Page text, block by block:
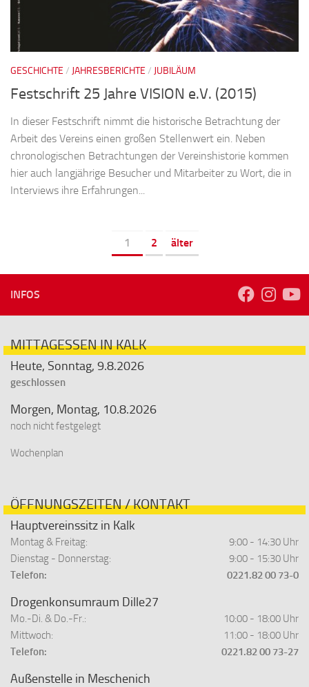
GESCHICHTE / JAHRESBERICHTE / JUBILÄUM
Festschrift 25 Jahre VISION e.V. (2015)
In dieser Festschrift nimmt die historische Betrachtung der
Arbeit des Vereins einen großen Stellenwert ein. Neben
chronologischen Betrachtungen der Vereinshistorie kommen
hier auch langjährige Besucher und Mitarbeiter zu Wort, die in
Interviews ihre Erfahrungen...
1 2 älter
INFOS
MITTAGESSEN IN KALK
Heute, Sonntag, 9.8.2026
geschlossen
Morgen, Montag, 10.8.2026
noch nicht festgelegt
Wochenplan
ÖFFNUNGSZEITEN / KONTAKT
Hauptvereinssitz in Kalk
Montag & Freitag:
9:00 - 14:30 Uhr
Dienstag - Donnerstag:
9:00 - 15:30 Uhr
Telefon:
0221.82 00 73-0
Drogenkonsumraum Dille27
Mo.-Di. & Do.-Fr.:
10:00 - 18:00 Uhr
Mittwoch:
11:00 - 18:00 Uhr
Telefon:
0221.82 00 73-27
Außenstelle in Meschenich